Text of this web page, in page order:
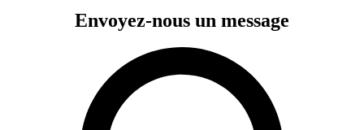
Envoyez-nous un message